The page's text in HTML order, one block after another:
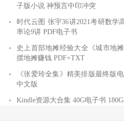
子版小说 神预言中印冲突
时代云图 张宇36讲2021考研数学
率论9讲 PDF电子书
史上首部地摊经验大全《城市地
摆地摊赚钱 PDF+TXT
《张爱玲全集》精美排版最终版
中文版
Kindle资源大合集 40G电子书